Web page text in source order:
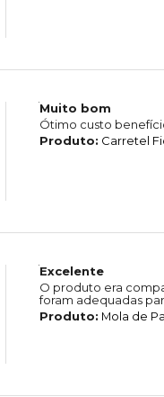
Muito bom
Ótimo custo
Produto: Carretel
Excelente
O produto era
foram adequadas
Produto: Mola de